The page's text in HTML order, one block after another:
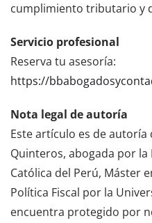
cumplimiento tributario y
Servicio profesional
Reserva tu asesoría:
https://
Nota legal de autoría
Este artículo es de autoría
Quinteros, abogada por
Católica del Perú, Máster
Política Fiscal por la
encuentra protegido por